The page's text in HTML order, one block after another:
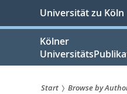
springen
Universität zu Köln
Kölner
Start Browse by